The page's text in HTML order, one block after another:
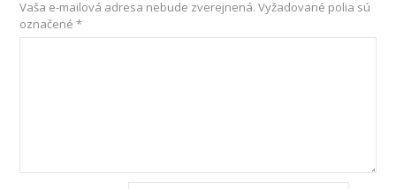
Vaša e-mailová adresa nebude zverejnená. Vyžadované polia sú
označené*